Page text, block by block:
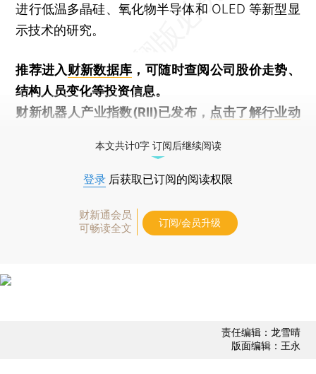
进行低温多晶硅、氧化物半导体和 OLED 等新型显
示技术的研究。
推荐进入财新数据库 ，可随时查阅公司股价走势、
结构人员变化等投资信息。
财新机器人产业指数(RII)已发布， 点击了解行业动
本文共计0字 订阅后继续阅读
登录 后获取已订阅的阅读权限
财新通会员
可畅读全文
订阅/会员升级
责任编辑：龙雪晴
版面编辑：王永